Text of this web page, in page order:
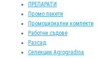
ПРЕПАРАТИ
Промо пакети
Промоционални компекти
Работни съдове
Разсад
Селекции Agrogradina